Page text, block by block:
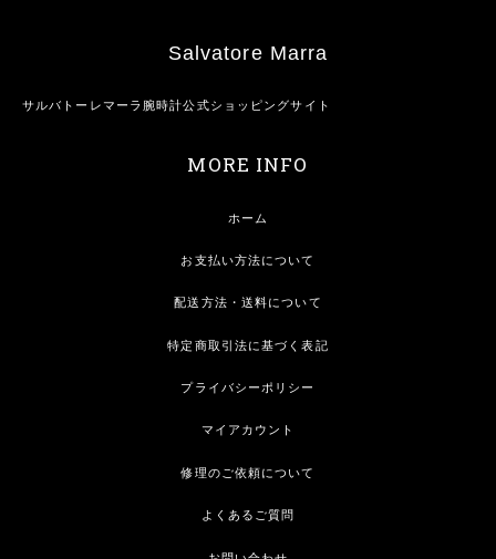
Salvatore Marra
サルバトーレマーラ腕時計公式ショッピングサイト
MORE INFO
ホーム
お支払い方法について
配送方法・送料について
特定商取引法に基づく表記
プライバシーポリシー
マイアカウント
修理のご依頼について
よくあるご質問